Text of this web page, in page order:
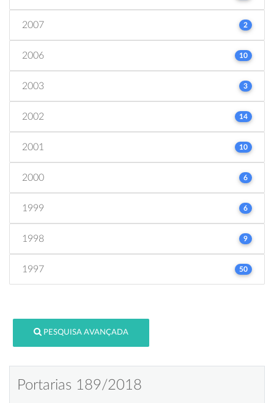
2007 2
2006 10
2003 3
2002 14
2001 10
2000 6
1999 6
1998 9
1997 50
PESQUISA AVANÇADA
Portarias 189/2018